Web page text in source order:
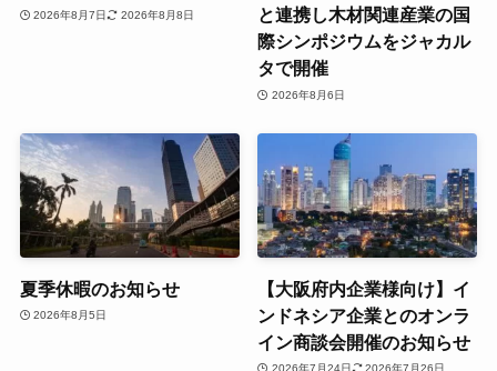
2026年8月7日 2026年8月8日
と連携し木材関連産業の国
際シンポジウムをジャカル
タで開催
2026年8月6日
夏季休暇のお知らせ
2026年8月5日
【大阪府内企業様向け】イ
ンドネシア企業とのオンラ
イン商談会開催のお知らせ
2026年7月24日 2026年7月26日